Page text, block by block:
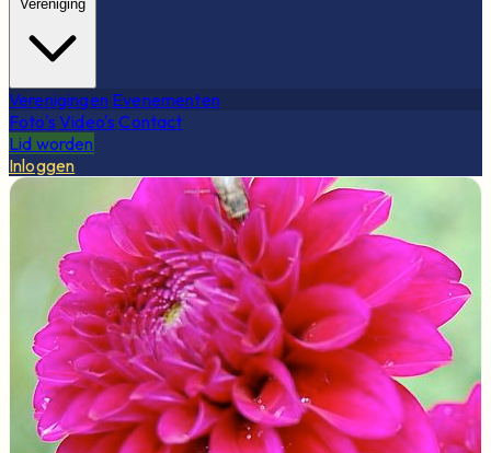
Vereniging
Verenigingen Evenementen
Foto's Video's Contact
Lid worden
Inloggen